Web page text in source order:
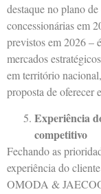
destaque no plano
concessionárias em
previstos em 2026 –
mercados
em território
proposta de oferecer
Experiência
competitivo
Fechando as
experiência do
OMODA &